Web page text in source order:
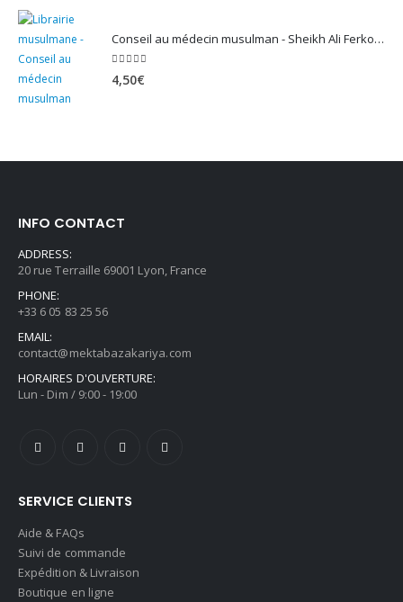
Conseil au médecin musulman - Sheikh Ali Ferkous
5.00sur 5
4,50€
INFO CONTACT
ADDRESS:
20 rue Terraille 69001 Lyon, France
PHONE:
+33 6 05 83 25 56
EMAIL:
contact@mektabazakariya.com
HORAIRES D'OUVERTURE:
Lun - Dim / 9:00 - 19:00
SERVICE CLIENTS
Aide & FAQs
Suivi de commande
Expédition & Livraison
Boutique en ligne